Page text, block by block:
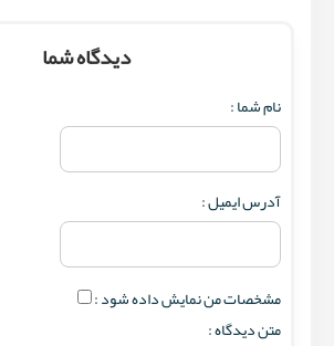
دیدگاه شما
نام شما :
آدرس ایمیل :
مشخصات من نمایش داده شود :
متن دیدگاه :